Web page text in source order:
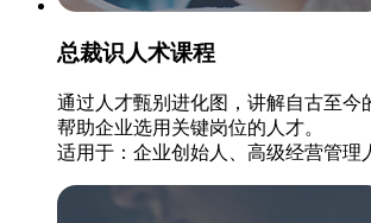
总裁识人术课程
通过人才甄别进化图，讲解自古至今
帮助企业选用关键岗位的人才。
适用于：企业创始人、高级经营管理